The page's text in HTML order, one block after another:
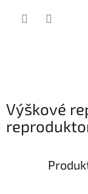
Výškové